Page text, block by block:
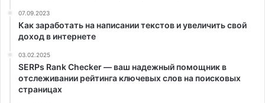
07.09.2023
Как заработать на написании текстов и увеличить свой
доход в интернете
03.02.2025
SERPs Rank Checker — ваш надежный помощник в
отслеживании рейтинга ключевых слов на поисковых
страницах